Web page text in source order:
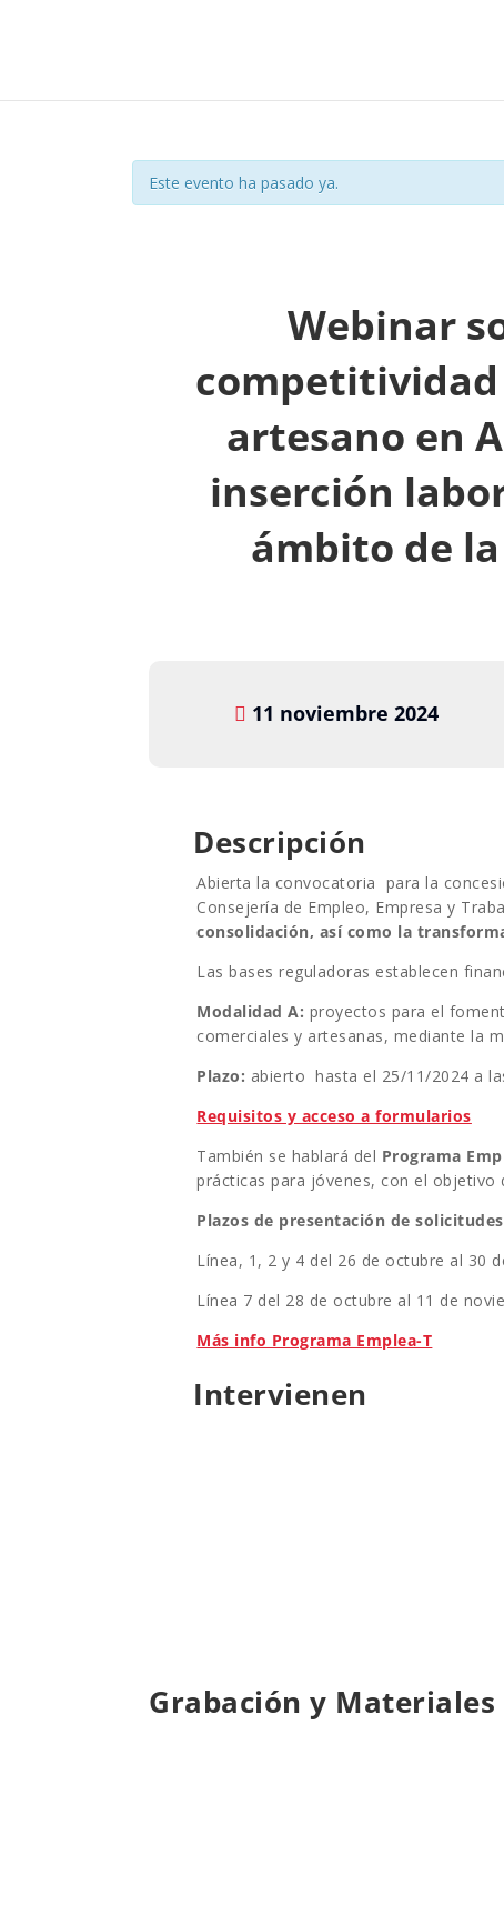
Este evento ha pasado ya.
Webinar
artesano en
inserción
ámbito de
11 noviembre 2024
Descripción
Abierta la convocatoria para la
Consejería de Empleo, Empresa y
consolidación, así como la
Las bases reguladoras establecen
Modalidad A: proyectos para el
comerciales y artesanas, mediante la
Plazo: abierto hasta el 25/11/2024 a
Requisitos y acceso a formularios
También se hablará del Programa
prácticas para jóvenes, con el
Plazos de presentación de
Línea, 1, 2 y 4 del 26 de octubre al 30
Línea 7 del 28 de octubre al 11 de
Más info Programa Emplea-T
Intervienen
Grabación y Materiales